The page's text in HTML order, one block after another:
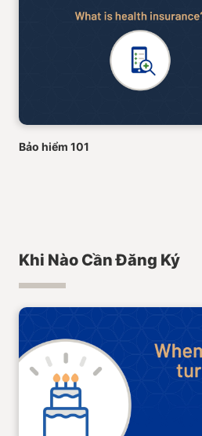
Bảo hiểm 101
Khi Nào Cần Đăng Ký